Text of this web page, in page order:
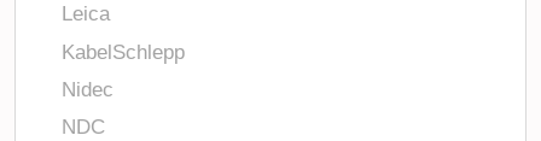
Leica
KabelSchlepp
Nidec
NDC